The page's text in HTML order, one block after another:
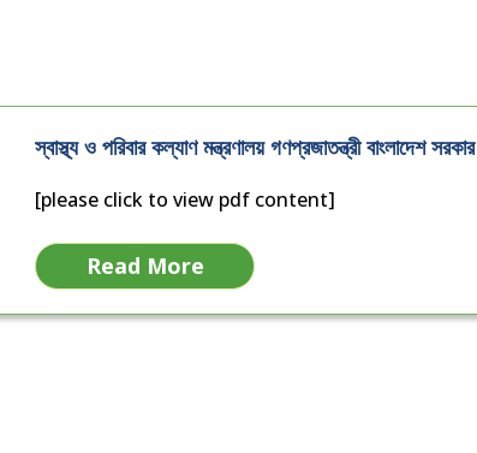
স্বাস্থ্য ও পরিবার কল্যাণ মন্ত্রণালয় গণপ্রজাতন্ত্রী বাংলাদেশ সরকার
[please click to view pdf content]
Read More